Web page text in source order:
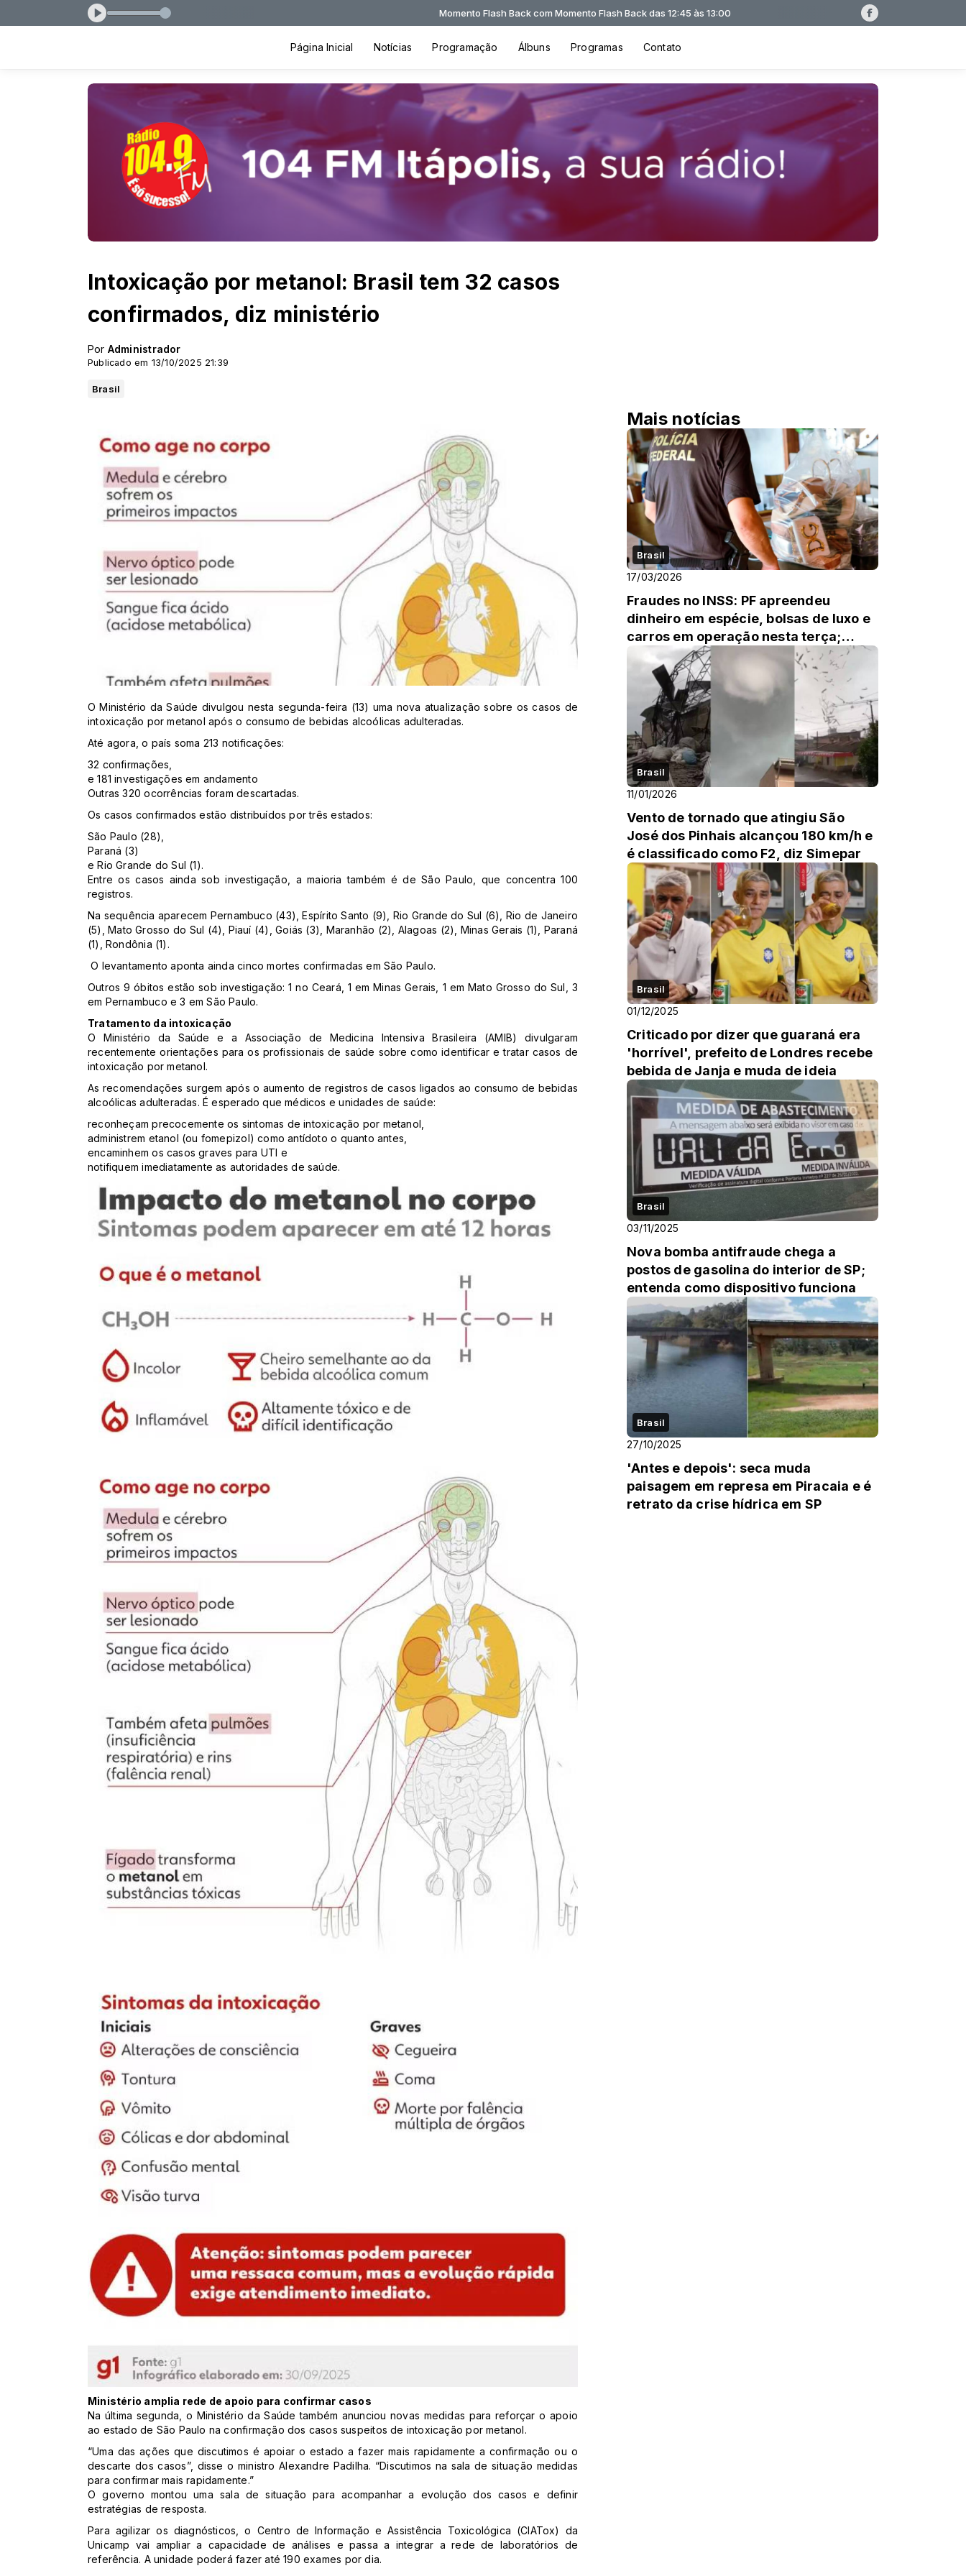
Momento Flash Back com Momento Flash Back das 12:45 às 13:00
Página Inicial Notícias Programação Álbuns Programas Contato
Intoxicação por metanol: Brasil tem 32 casos
confirmados, diz ministério
Por Administrador
Publicado em 13/10/2025 21:39
Brasil
O Ministério da Saúde divulgou nesta segunda-feira (13) uma nova atualização sobre os casos de
intoxicação por metanol após o consumo de bebidas alcoólicas adulteradas.
Até agora, o país soma 213 notificações:
32 confirmações,
e 181 investigações em andamento
Outras 320 ocorrências foram descartadas.
Os casos confirmados estão distribuídos por três estados:
São Paulo (28),
Paraná (3)
e Rio Grande do Sul (1).
Entre os casos ainda sob investigação, a maioria também é de São Paulo, que concentra 100
registros.
Na sequência aparecem Pernambuco (43), Espírito Santo (9), Rio Grande do Sul (6), Rio de Janeiro
(5), Mato Grosso do Sul (4), Piauí (4), Goiás (3), Maranhão (2), Alagoas (2), Minas Gerais (1), Paraná
(1), Rondônia (1).
O levantamento aponta ainda cinco mortes confirmadas em São Paulo.
Outros 9 óbitos estão sob investigação: 1 no Ceará, 1 em Minas Gerais, 1 em Mato Grosso do Sul, 3
em Pernambuco e 3 em São Paulo.
Tratamento da intoxicação
O Ministério da Saúde e a Associação de Medicina Intensiva Brasileira (AMIB) divulgaram
recentemente orientações para os profissionais de saúde sobre como identificar e tratar casos de
intoxicação por metanol.
As recomendações surgem após o aumento de registros de casos ligados ao consumo de bebidas
alcoólicas adulteradas. É esperado que médicos e unidades de saúde:
reconheçam precocemente os sintomas de intoxicação por metanol,
administrem etanol (ou fomepizol) como antídoto o quanto antes,
encaminhem os casos graves para UTI e
notifiquem imediatamente as autoridades de saúde.
Ministério amplia rede de apoio para confirmar casos
Na última segunda, o Ministério da Saúde também anunciou novas medidas para reforçar o apoio
ao estado de São Paulo na confirmação dos casos suspeitos de intoxicação por metanol.
“Uma das ações que discutimos é apoiar o estado a fazer mais rapidamente a confirmação ou o
descarte dos casos”, disse o ministro Alexandre Padilha. “Discutimos na sala de situação medidas
para confirmar mais rapidamente.”
O governo montou uma sala de situação para acompanhar a evolução dos casos e definir
estratégias de resposta.
Para agilizar os diagnósticos, o Centro de Informação e Assistência Toxicológica (CIATox) da
Unicamp vai ampliar a capacidade de análises e passa a integrar a rede de laboratórios de
referência. A unidade poderá fazer até 190 exames por dia.
Mais notícias
Brasil
17/03/2026
Fraudes no INSS: PF apreendeu
dinheiro em espécie, bolsas de luxo e
carros em operação nesta terça;
VEJA FOTOS
Brasil
11/01/2026
Vento de tornado que atingiu São
José dos Pinhais alcançou 180 km/h e
é classificado como F2, diz Simepar
Brasil
01/12/2025
Criticado por dizer que guaraná era
'horrível', prefeito de Londres recebe
bebida de Janja e muda de ideia
Brasil
03/11/2025
Nova bomba antifraude chega a
postos de gasolina do interior de SP;
entenda como dispositivo funciona
Brasil
27/10/2025
'Antes e depois': seca muda
paisagem em represa em Piracaia e é
retrato da crise hídrica em SP